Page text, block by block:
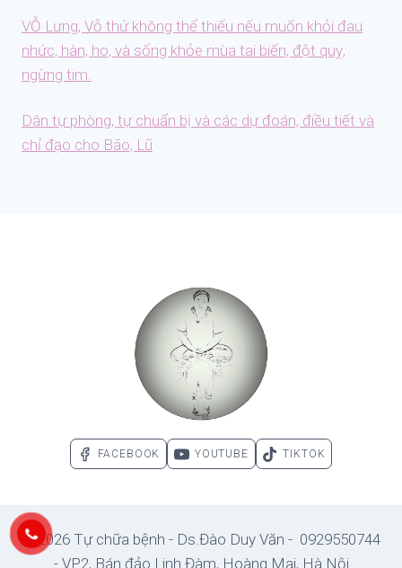
VỖ Lưng, Vỗ thứ không thể thiếu nếu muốn khỏi đau
nhức, hàn, ho, và sống khỏe mùa tai biến, đột quỵ,
ngừng tim.
Dân tự phòng, tự chuẩn bị và các dự đoán, điều tiết và
chỉ đạo cho Bão, Lũ
FACEBOOK YOUTUBE TIKTOK
© 2026 Tự chữa bệnh - Ds.Đào Duy Văn - 0929550744
- VP2, Bán đảo Linh Đàm, Hoàng Mai, Hà Nội